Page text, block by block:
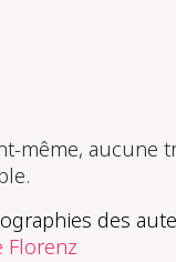
même, aucune
des
Florenz